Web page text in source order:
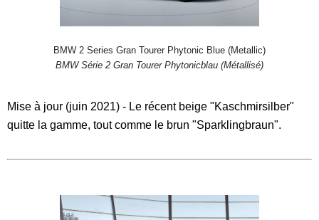
BMW 2 Series Gran Tourer Phytonic Blue (Metallic)
BMW Série 2 Gran Tourer Phytonicblau (Métallisé)
Mise à jour (juin 2021) - Le récent beige "Kaschmirsilber"
quitte la gamme, tout comme le brun "Sparklingbraun".